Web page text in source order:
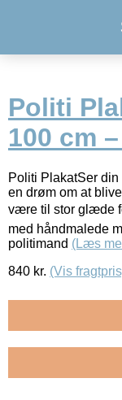
Politi
100 cm
Politi PlakatSer
en drøm om at
være til stor glæde
med håndmalede
politimand (Læs
840 kr. (Vis